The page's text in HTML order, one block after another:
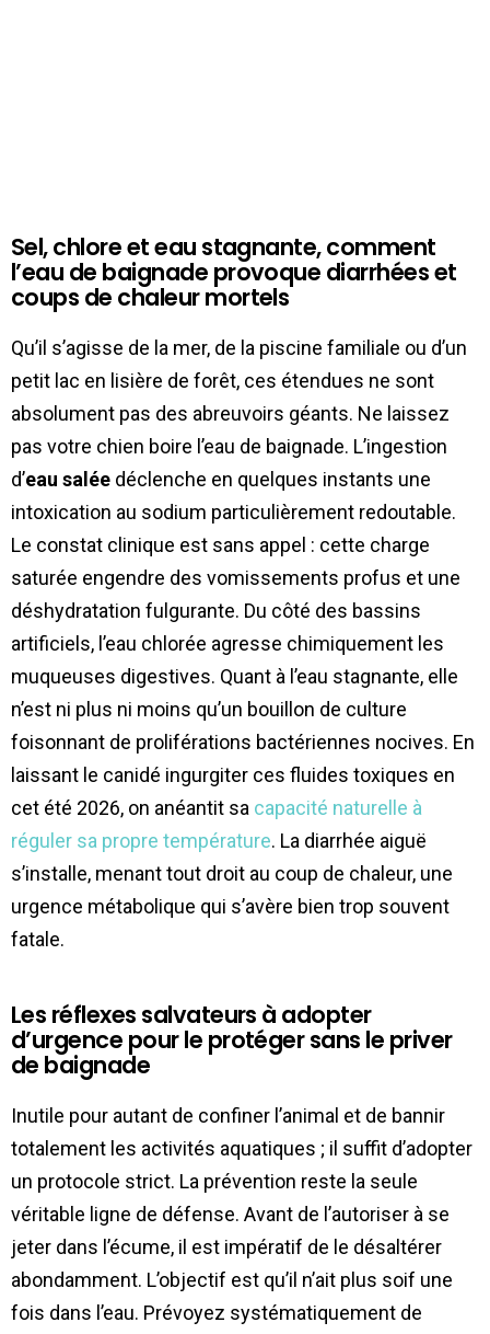
Sel, chlore et eau stagnante, comment
l’eau de baignade provoque diarrhées et
coups de chaleur mortels
Qu’il s’agisse de la mer, de la piscine familiale ou d’un
petit lac en lisière de forêt, ces étendues ne sont
absolument pas des abreuvoirs géants. Ne laissez
pas votre chien boire l’eau de baignade. L’ingestion
d’eau salée déclenche en quelques instants une
intoxication au sodium particulièrement redoutable.
Le constat clinique est sans appel : cette charge
saturée engendre des vomissements profus et une
déshydratation fulgurante. Du côté des bassins
artificiels, l’eau chlorée agresse chimiquement les
muqueuses digestives. Quant à l’eau stagnante, elle
n’est ni plus ni moins qu’un bouillon de culture
foisonnant de proliférations bactériennes nocives. En
laissant le canidé ingurgiter ces fluides toxiques en
cet été 2026, on anéantit sa capacité naturelle à
réguler sa propre température. La diarrhée aiguë
s’installe, menant tout droit au coup de chaleur, une
urgence métabolique qui s’avère bien trop souvent
fatale.
Les réflexes salvateurs à adopter
d’urgence pour le protéger sans le priver
de baignade
Inutile pour autant de confiner l’animal et de bannir
totalement les activités aquatiques ; il suffit d’adopter
un protocole strict. La prévention reste la seule
véritable ligne de défense. Avant de l’autoriser à se
jeter dans l’écume, il est impératif de le désaltérer
abondamment. L’objectif est qu’il n’ait plus soif une
fois dans l’eau. Prévoyez systématiquement de